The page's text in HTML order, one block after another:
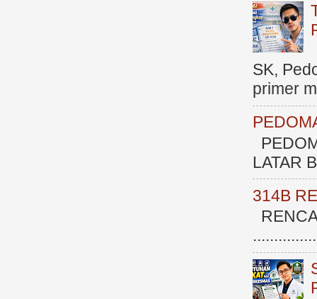
SK,
primer
LATAR
314B